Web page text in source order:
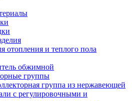
отопления и теплого пола
обжимной
группы
группа из нержавеющей
с регулировочными и